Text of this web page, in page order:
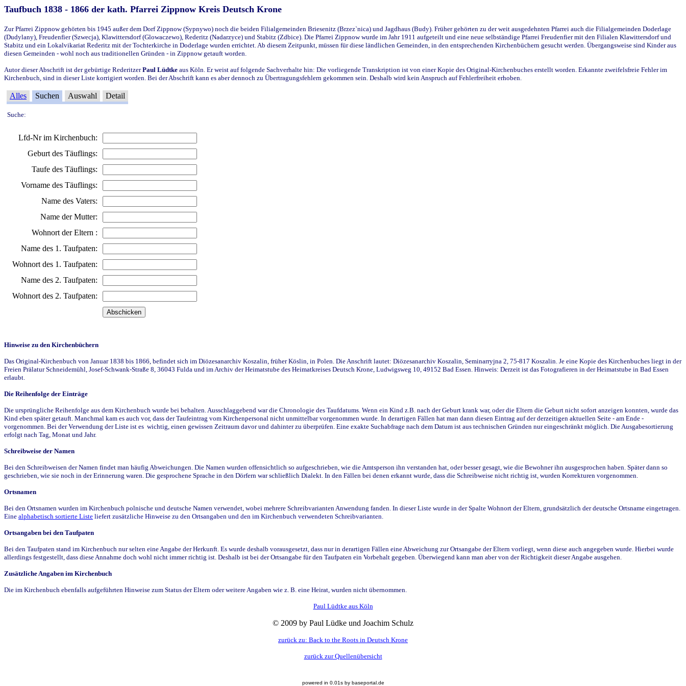
Taufbuch 1838 - 1866 der kath. Pfarrei Zippnow Kreis Deutsch Krone
Zur Pfarrei Zippnow gehörten bis 1945 außer dem Dorf Zippnow (Sypnywo) noch die beiden Filialgemeinden Briesenitz (Brzez`nica) und Jagdhaus (Budy). Früher gehörten zu der weit ausgedehnten Pfarrei auch die Filialgemeinden Doderlage
(Dudylany), Freudenfier (Szwecja), Klawittersdorf (Glowaczewo), Rederitz (Nadarzyce) und Stabitz (Zdbice). Die Pfarrei Zippnow wurde im Jahr 1911 aufgeteilt und eine neue selbständige Pfarrei Freudenfier mit den Filialen Klawittersdorf und
Stabitz und ein Lokalvikariat Rederitz mit der Tochterkirche in Doderlage wurden errichtet. Ab diesem Zeitpunkt, müssen für diese ländlichen Gemeinden, in den entsprechenden Kirchenbüchern gesucht werden. Übergangsweise sind Kinder aus
diesen Gemeinden - wohl noch aus traditionellen Gründen - in Zippnow getauft worden.
Autor dieser Abschrift ist der gebürtige RederitzerPaul Lüdtke aus Köln. Er weist auf folgende Sachverhalte hin: Die vorliegende Transkription ist von einer Kopie des Original-Kirchenbuches erstellt worden. Erkannte zweifelsfreie Fehler im
Kirchenbuch, sind in dieser Liste korrigiert worden. Bei der Abschrift kann es aber dennoch zu Übertragungsfehlern gekommen sein. Deshalb wird kein Anspruch auf Fehlerfreiheit erhoben.
Alles Suchen Auswahl Detail
Suche:
Lfd-Nr im Kirchenbuch:
Geburt des Täuflings:
Taufe des Täuflings:
Vorname des Täuflings:
Name des Vaters:
Name der Mutter:
Wohnort der Eltern :
Name des 1. Taufpaten:
Wohnort des 1. Taufpaten:
Name des 2. Taufpaten:
Wohnort des 2. Taufpaten:
Hinweise zu den Kirchenbüchern
Das Original-Kirchenbuch von Januar 1838 bis 1866, befindet sich im Diözesanarchiv Koszalin, früher Köslin, in Polen. Die Anschrift lautet: Diözesanarchiv Koszalin, Seminarryjna 2, 75-817 Koszalin. Je eine Kopie des Kirchenbuches liegt in der
Freien Prälatur Schneidemühl, Josef-Schwank-Straße 8, 36043 Fulda und im Archiv der Heimatstube des Heimatkreises Deutsch Krone, Ludwigsweg 10, 49152 Bad Essen. Hinweis: Derzeit ist das Fotografieren in der Heimatstube in Bad Essen
erlaubt.
Die Reihenfolge der Einträge
Die ursprüngliche Reihenfolge aus dem Kirchenbuch wurde bei behalten. Ausschlaggebend war die Chronologie des Taufdatums. Wenn ein Kind z.B. nach der Geburt krank war, oder die Eltern die Geburt nicht sofort anzeigen konnten, wurde das
Kind eben später getauft. Manchmal kam es auch vor, dass der Taufeintrag vom Kirchenpersonal nicht unmittelbar vorgenommen wurde. In derartigen Fällen hat man dann diesen Eintrag auf der derzeitigen aktuellen Seite - am Ende -
vorgenommen. Bei der Verwendung der Liste ist es wichtig, einen gewissen Zeitraum davor und dahinter zu überprüfen. Eine exakte Suchabfrage nach dem Datum ist aus technischen Gründen nur eingeschränkt möglich. Die Ausgabesortierung
erfolgt nach Tag, Monat und Jahr.
Schreibweise der Namen
Bei den Schreibweisen der Namen findet man häufig Abweichungen. Die Namen wurden offensichtlich so aufgeschrieben, wie die Amtsperson ihn verstanden hat, oder besser gesagt, wie die Bewohner ihn ausgesprochen haben. Später dann so
geschrieben, wie sie noch in der Erinnerung waren. Die gesprochene Sprache in den Dörfern war schließlich Dialekt. In den Fällen bei denen erkannt wurde, dass die Schreibweise nicht richtig ist, wurden Korrekturen vorgenommen.
Ortsnamen
Bei den Ortsnamen wurden im Kirchenbuch polnische und deutsche Namen verwendet, wobei mehrere Schreibvarianten Anwendung fanden. In dieser Liste wurde in der Spalte Wohnort der Eltern, grundsätzlich der deutsche Ortsname eingetragen.
Eine alphabetisch sortierte Liste liefert zusätzliche Hinweise zu den Ortsangaben und den im Kirchenbuch verwendeten Schreibvarianten.
Ortsangaben bei den Taufpaten
Bei den Taufpaten stand im Kirchenbuch nur selten eine Angabe der Herkunft. Es wurde deshalb vorausgesetzt, dass nur in derartigen Fällen eine Abweichung zur Ortsangabe der Eltern vorliegt, wenn diese auch angegeben wurde. Hierbei wurde
allerdings festgestellt, dass diese Annahme doch wohl nicht immer richtig ist. Deshalb ist bei der Ortsangabe für den Taufpaten ein Vorbehalt gegeben. Überwiegend kann man aber von der Richtigkeit dieser Angabe ausgehen.
Zusätzliche Angaben im Kirchenbuch
Die im Kirchenbuch ebenfalls aufgeführten Hinweise zum Status der Eltern oder weitere Angaben wie z. B. eine Heirat, wurden nicht übernommen.
Paul Lüdtke aus Köln
© 2009 by Paul Lüdke und Joachim Schulz
zurück zu: Back to the Roots in Deutsch Krone
zurück zur Quellenübersicht
powered in 0.01s by baseportal.de